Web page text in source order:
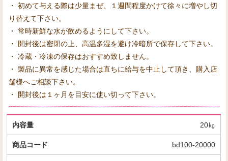
・ 初めて与える際は少量まぜ、１週間程度かけて徐々に増やし切
り替えて下さい。
・ 常時新鮮な水が飲めるようにして下さい。
・ 開封後は密閉の上、高温多湿を避け冷暗所で保存して下さい。
・ 冷蔵・冷凍の保存はおすすめ致しません。
・ 製品に異常を感じた場合は直ちに給与を中止して頂き、購入店
舗様へご相談下さい。
・ 開封後は１ヶ月を目安に使い切って下さい。
20㎏
bd100-20000